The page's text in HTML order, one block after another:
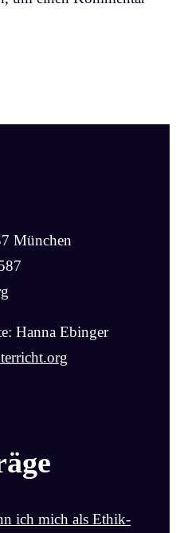
München
Hanna Ebinger
ich mich als Ethik-